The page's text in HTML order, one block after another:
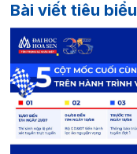
Bài viết tiêu biểu